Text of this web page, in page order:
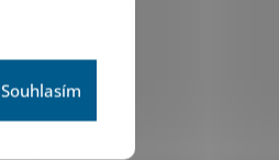
Souhlasím